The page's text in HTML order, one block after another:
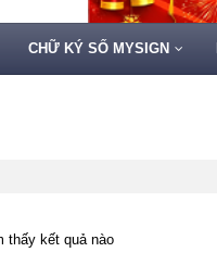
CHỮ KÝ SỐ MYSIGN
thấy kết quả nào